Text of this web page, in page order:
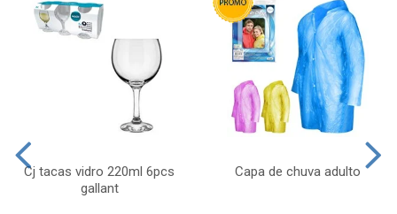
Cj tacas vidro 220ml 6pcs
gallant
Capa de chuva adulto